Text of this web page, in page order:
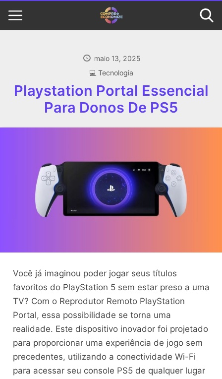
maio 13, 2025
‍💻 Tecnologia
Playstation Portal Essencial
Para Donos De PS5
Você já imaginou poder jogar seus títulos
favoritos do PlayStation 5 sem estar preso a uma
TV? Com o Reprodutor Remoto PlayStation
Portal, essa possibilidade se torna uma
realidade. Este dispositivo inovador foi projetado
para proporcionar uma experiência de jogo sem
precedentes, utilizando a conectividade Wi-Fi
para acessar seu console PS5 de qualquer lugar